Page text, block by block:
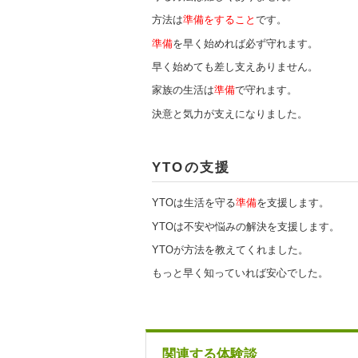
方法は準備をすること です。
準備を早く始めれば必ず守れます。
早く始めても差し支えありません。
家族の生活は準備で守れます。
決意と気力が支えになりました。
YTOの支援
YTOは生活を守る準備を支援します。
YTOは不安や悩みの解決を支援します。
YTOが方法を教えてくれました。
もっと早く知っていれば安心でした。
関連する体験談